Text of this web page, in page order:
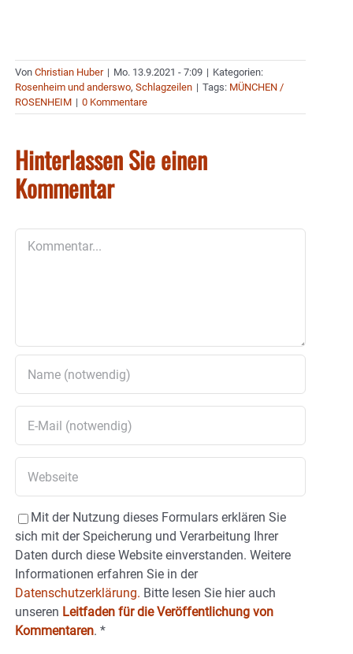
Von Christian Huber | Mo. 13.9.2021 - 7:09 | Kategorien:
Rosenheim und anderswo, Schlagzeilen | Tags: MÜNCHEN /
ROSENHEIM | 0 Kommentare
Hinterlassen Sie einen
Kommentar
Mit der Nutzung dieses Formulars erklären Sie
sich mit der Speicherung und Verarbeitung Ihrer
Daten durch diese Website einverstanden. Weitere
Informationen erfahren Sie in der
Datenschutzerklärung. Bitte lesen Sie hier auch
unseren Leitfaden für die Veröffentlichung von
Kommentaren. *